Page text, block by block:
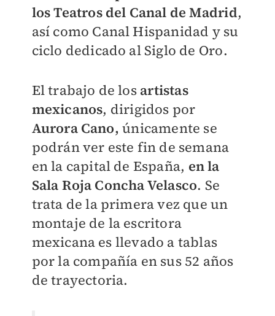
los Teatros del Canal de Madrid,
así como Canal Hispanidad y su
ciclo dedicado al Siglo de Oro.
El trabajo de losartistas
mexicanos, dirigidos por
Aurora Cano, únicamente se
podrán ver este fin de semana
en la capital de España, en la
Sala Roja Concha Velasco. Se
trata de la primera vez que un
montaje de la escritora
mexicana es llevado a tablas
por la compañía en sus 52 años
de trayectoria.